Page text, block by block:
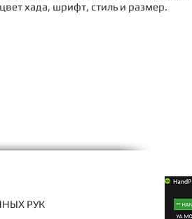
хада, шрифт, стиль и размер.
РУК